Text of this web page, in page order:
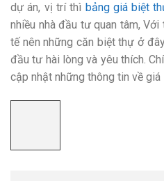
dự án, vị trí thì bảng giá biệt
nhiều nhà đầu tư quan tâm,
tế nên những căn biệt thự ở
đầu tư hài lòng và yêu thích.
cập nhật những thông tin về giá